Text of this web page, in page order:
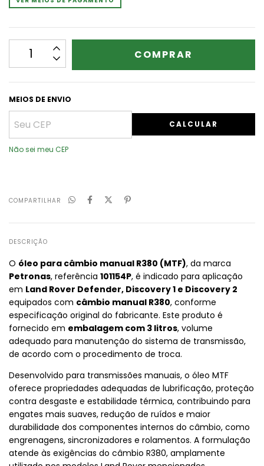
MEIOS DE ENVIO
CALCULAR
Não sei meu CEP
COMPARTILHAR
DESCRIÇÃO
O óleo para câmbio manual R380 (MTF), da marca
Petronas, referência 101154P, é indicado para aplicação
em Land Rover Defender, Discovery 1 e Discovery 2
equipados com câmbio manual R380, conforme
especificação original do fabricante. Este produto é
fornecido em embalagem com 3 litros, volume
adequado para manutenção do sistema de transmissão,
de acordo com o procedimento de troca.
Desenvolvido para transmissões manuais, o óleo MTF
oferece propriedades adequadas de lubrificação, proteção
contra desgaste e estabilidade térmica, contribuindo para
engates mais suaves, redução de ruídos e maior
durabilidade dos componentes internos do câmbio, como
engrenagens, sincronizadores e rolamentos. A formulação
atende às exigências do câmbio R380, amplamente